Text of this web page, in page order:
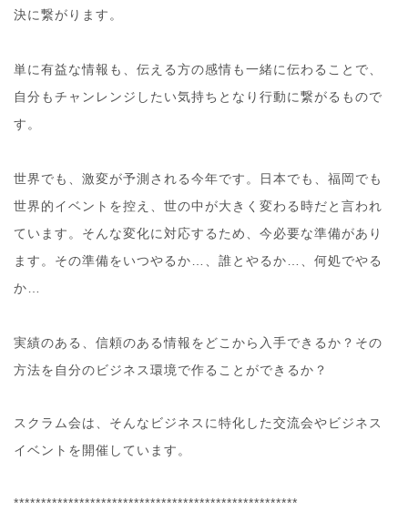
決に繋がります。
単に有益な情報も、伝える方の感情も一緒に伝わることで
自分もチャンレンジしたい気持ちとなり行動に繋がるもので
す。
世界でも、激変が予測される今年です。日本でも、福岡でも
世界的イベントを控え、世の中が大きく変わる時だと言われ
ています。そんな変化に対応するため、今必要な準備があり
ます。その準備をいつやるか…、誰とやるか…、何処でやる
か…
実績のある、信頼のある情報をどこから入手できるか？その
方法を自分のビジネス環境で作ることができるか？
スクラム会は、そんなビジネスに特化した交流会やビジネ ス
イベントを開催しています。
****************************************************